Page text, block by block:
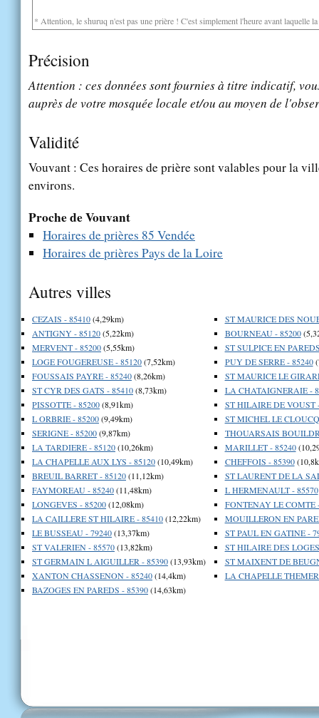
* Attention, le shuruq n'est pas une prière ! C'est simplement l'heure avant laquelle
Précision
Attention : ces données sont fournies à titre indicatif,
auprès de votre mosquée locale et/ou au moyen de
Validité
Vouvant : Ces horaires de prière sont valables pour la
environs.
Proche de Vouvant
Horaires de prières 85 Vendée
Horaires de prières Pays de la Loire
Autres villes
CEZAIS - 85410(4,29km)
ANTIGNY - 85120(5,22km)
MERVENT - 85200(5,55km)
LOGE FOUGEREUSE - 85120(7,52km)
FOUSSAIS PAYRE - 85240(8,26km)
ST CYR DES GATS - 85410(8,73km)
PISSOTTE - 85200(8,91km)
L ORBRIE - 85200(9,49km)
SERIGNE - 85200(9,87km)
LA TARDIERE - 85120(10,26km)
LA CHAPELLE AUX LYS - 85120(10,49km)
BREUIL BARRET - 85120(11,12km)
FAYMOREAU - 85240(11,48km)
LONGEVES - 85200(12,08km)
LA CAILLERE ST HILAIRE - 85410(12,22km)
LE BUSSEAU - 79240(13,37km)
ST VALERIEN - 85570(13,82km)
ST GERMAIN L AIGUILLER - 85390(13,93km)
XANTON CHASSENON - 85240(14,4km)
BAZOGES EN PAREDS - 85390(14,63km)
ST MAURICE DES
BOURNEAU - 85200
ST SULPICE EN
PUY DE SERRE - 85240
ST MAURICE LE
LA CHATAIGNERAIE -
ST HILAIRE DE VOUST
ST MICHEL LE
THOUARSAIS
MARILLET - 85240
CHEFFOIS - 85390
ST LAURENT DE LA
L HERMENAULT - 85570
FONTENAY LE COMTE
MOUILLERON EN
ST PAUL EN GATINE -
ST HILAIRE DES
ST MAIXENT DE
LA CHAPELLE